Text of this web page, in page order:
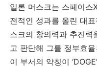
일론 머스크는 스페이스
전적인 성과를 올린 대
스크의 창의력과 추진
고 판단해 그를 정부효
이 부서의 약칭이